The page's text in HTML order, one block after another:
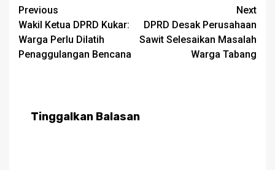
Post
navigation
Previous
Wakil Ketua DPRD Kukar:
Warga Perlu Dilatih
Penaggulangan Bencana
Next
DPRD Desak Perusahaan
Sawit Selesaikan Masalah
Warga Tabang
Tinggalkan Balasan